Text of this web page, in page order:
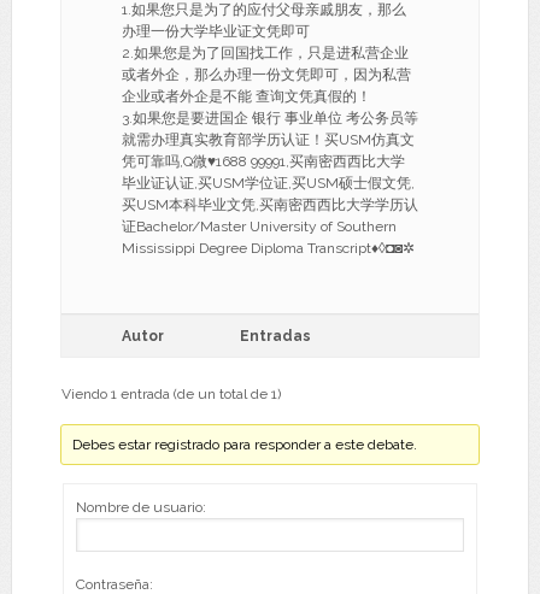
1.如果您只是为了的应付父母亲戚朋友，那么
办理一份大学毕业证文凭即可
2.如果您是为了回国找工作，只是进私营企业
或者外企，那么办理一份文凭即可，因为私营
企业或者外企是不能 查询文凭真假的！
3.如果您是要进国企 银行 事业单位 考公务员等
就需办理真实教育部学历认证！买USM仿真文
凭可靠吗,Q微♥1688 99991,买南密西西比大学
毕业证认证,买USM学位证,买USM硕士假文凭,
买USM本科毕业文凭,买南密西西比大学学历认
证Bachelor/Master University of Southern
Mississippi Degree Diploma Transcript♦◊◘◙✲
Autor Entradas
Viendo 1 entrada (de un total de 1)
Debes estar registrado para responder a este debate.
Nombre de usuario:
Contraseña: